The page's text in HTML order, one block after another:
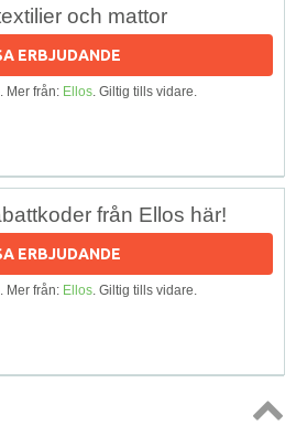
och mattor
ERBJUDANDE
Mer från: Ellos. Giltig tills vidare.
från Ellos här!
ERBJUDANDE
Mer från: Ellos. Giltig tills vidare.